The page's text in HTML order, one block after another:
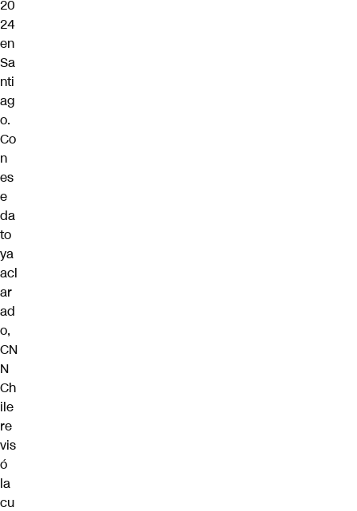
20
24
en
Sa
nti
ag
o.
Co
n
es
e
da
to
ya
acl
ar
ad
o,
CN
N
Ch
ile
re
vis
ó
la
cu